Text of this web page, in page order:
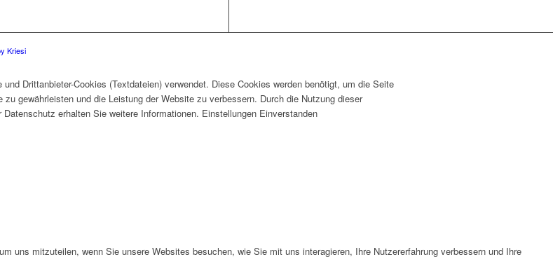
Kriesi
Drittanbieter-Cookies (Textdateien) verwendet. Diese Cookies werden benötigt, um die Seite
gewährleisten und die Leistung der Website zu verbessern. Durch die Nutzung dieser
erhalten Sie weitere Informationen. Einstellungen Einverstanden
uns mitzuteilen, wenn Sie unsere Websites besuchen, wie Sie mit uns interagieren, Ihre Nutzererfahrung verbessern und Ihre